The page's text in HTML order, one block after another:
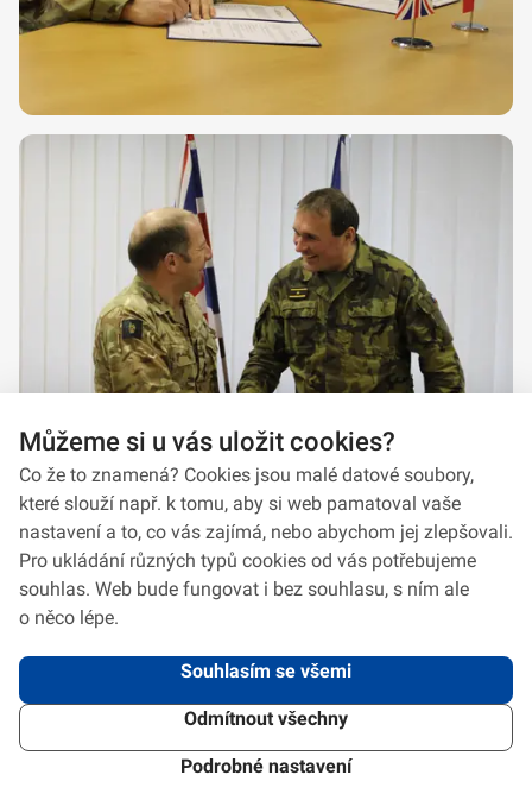
2026 © VeV-VA Vyškov • Informace jsou poskytovány v souladu se zákonem
Design Systém4.6.3
Můžeme si u vás uložit cookies?
Co že to znamená? Cookies jsou malé datové soubory,
které slouží např. k tomu, aby si web pamatoval vaše
nastavení a to, co vás zajímá, nebo abychom jej zlepšovali.
Pro ukládání různých typů cookies od vás potřebujeme
souhlas. Web bude fungovat i bez souhlasu, s ním ale
o něco lépe.
Souhlasím se všemi
Odmítnout všechny
Podrobné nastavení